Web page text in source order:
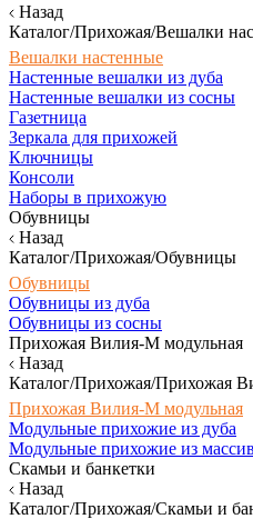
Назад
Каталог/Прихожая/Вешалки
Вешалки настенные
Настенные вешалки из дуба
Настенные вешалки из сосны
Газетница
Зеркала для прихожей
Ключницы
Консоли
Наборы в прихожую
Обувницы
Назад
Каталог/Прихожая/Обувницы
Обувницы
Обувницы из дуба
Обувницы из сосны
Прихожая Вилия-М модульная
Назад
Каталог/Прихожая/Прихожая
Прихожая Вилия-М модульная
Модульные прихожие из дуба
Модульные прихожие из
Скамьи и банкетки
Назад
Каталог/Прихожая/Скамьи и